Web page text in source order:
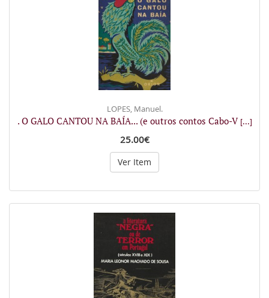
LOPES, Manuel.
. O GALO CANTOU NA BAÍA... (e outros contos Cabo-V [...]
25.00€
Ver Item